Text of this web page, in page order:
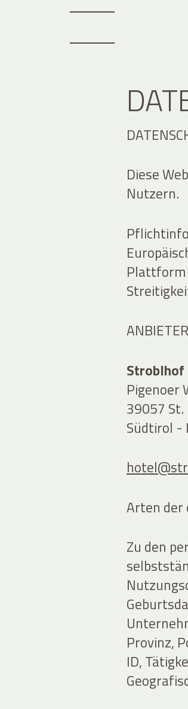
Diese
Nutzern.
Plattform
Stroblhof
Pigenoer
39057 St.
Südtirol -
Arten der
Zu den
Provinz,
ID,